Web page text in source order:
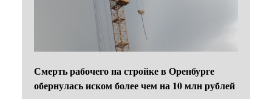
Смерть рабочего на стройке в Оренбурге
обернулась иском более чем на 10 млн рублей